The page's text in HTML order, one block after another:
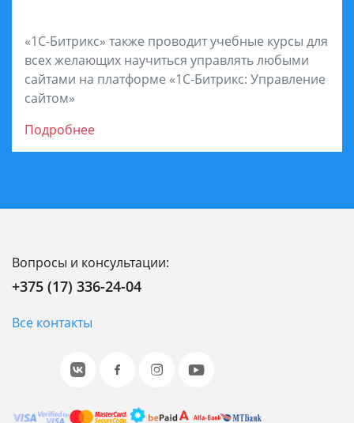
«1С-Битрикс» также проводит учебные курсы для
всех желающих научиться управлять любыми
сайтами на платформе «1С-Битрикс: Управление
сайтом»
Подробнее
Вопросы и консультации:
+375 (17) 336-24-04
Все контакты